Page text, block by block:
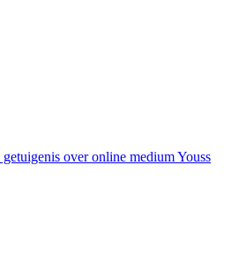
getuigenis over online medium Youss